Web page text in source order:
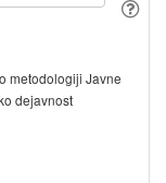
metodologiji Javne
dejavnost